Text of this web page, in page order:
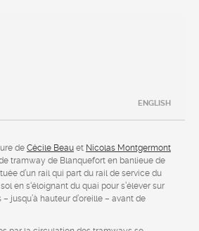
ENGLISH
de Cécile Beau et Nicolas Montgermont
tramway de Blanquefort en banlieue de
d’un rail qui part du rail de service du
en s‘éloignant du quai pour s’élever sur
jusqu’à hauteur d’oreille – avant de